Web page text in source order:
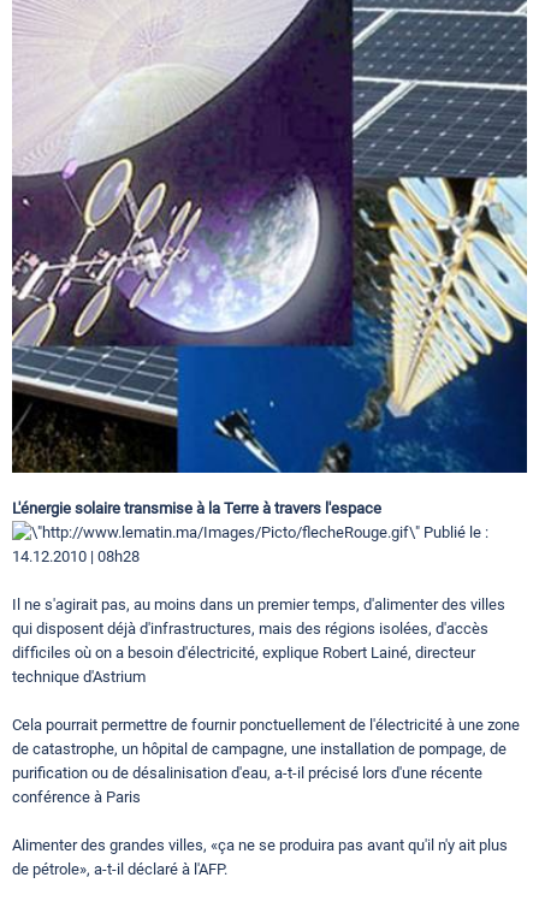
Circuits touristiques
Tourisme
Régions
Hotels
Evenements
Contact
L'énergie solaire transmise à la Terre à travers l'espace
Publié le :
14.12.2010 | 08h28
Il ne s'agirait pas, au moins dans un premier temps, d'alimenter des villes
qui disposent déjà d'infrastructures, mais des régions isolées, d'accès
difficiles où on a besoin d'électricité, explique Robert Lainé, directeur
technique d'Astrium
Cela pourrait permettre de fournir ponctuellement de l'électricité à une zone
de catastrophe, un hôpital de campagne, une installation de pompage, de
purification ou de désalinisation d'eau, a-t-il précisé lors d'une récente
conférence à Paris
Alimenter des grandes villes, «ça ne se produira pas avant qu'il n'y ait plus
de pétrole», a-t-il déclaré à l'AFP.